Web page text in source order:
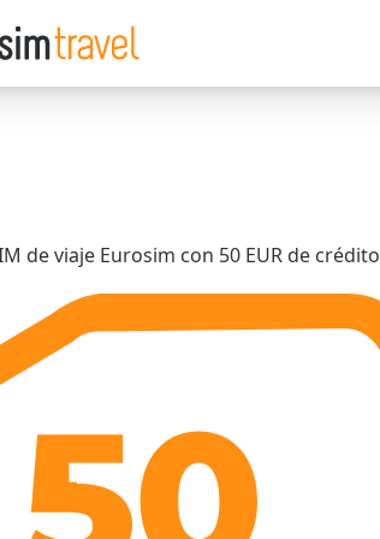
de viaje Eurosim con 50 EUR de crédito